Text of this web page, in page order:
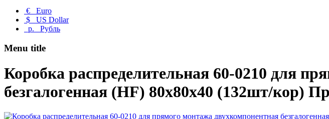
€ Euro
$ US Dollar
р. Рубль
Menu title
Коробка распределительная 60-0210 для
безгалогенная (HF) 80х80х40 (132шт/кор)